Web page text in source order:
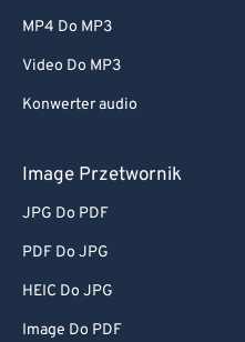
MP4 Do MP3
Video Do MP3
Konwerter audio
Image Przetwornik
JPG Do PDF
PDF Do JPG
HEIC Do JPG
Image Do PDF